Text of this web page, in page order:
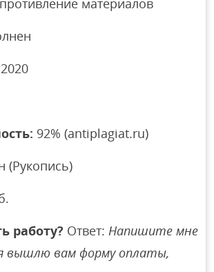
материалов
2020
92% (antiplagiat.ru)
(Рукопись)
работу? Ответ:Напишите мне
вышлю вам форму оплаты,